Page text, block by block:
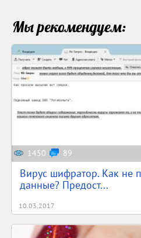
Мы рекомендуем:
1450 89
Вирус шифратор. Как не
данные? Предост...
10.03.2017